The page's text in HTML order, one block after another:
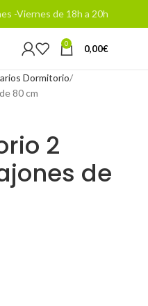
-Viernes de 18h a 20h
0 0,00€
Dormitorio
80 cm
2
de